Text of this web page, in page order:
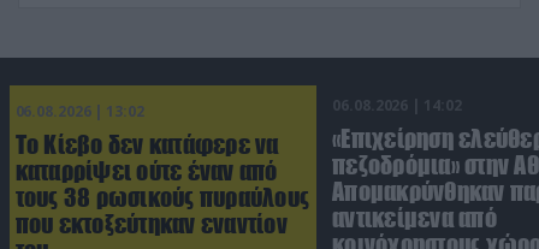
06.08.2026 | 13:02
Το Κίεβο δεν κατάφερε να
καταρρίψει ούτε έναν από
τους 38 ρωσικούς πυραύλους
που εκτοξεύτηκαν εναντίον
06.08.2026 | 14:02
«Επιχείρηση
πεζοδρόμια» στην
Απομακρύνθηκαν
αντικείμενα από